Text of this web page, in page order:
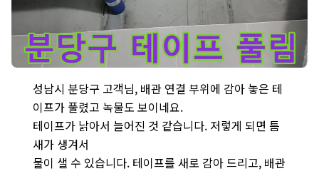
성남시 분당구 고객님, 배관 연결 부위에 감아 놓은 테
이프가 풀렸고 녹물도 보이네요.
테이프가 낡아서 늘어진 것 같습니다. 저렇게 되면 틈
새가 생겨서
물이 샐 수 있습니다. 테이프를 새로 감아 드리고, 배관